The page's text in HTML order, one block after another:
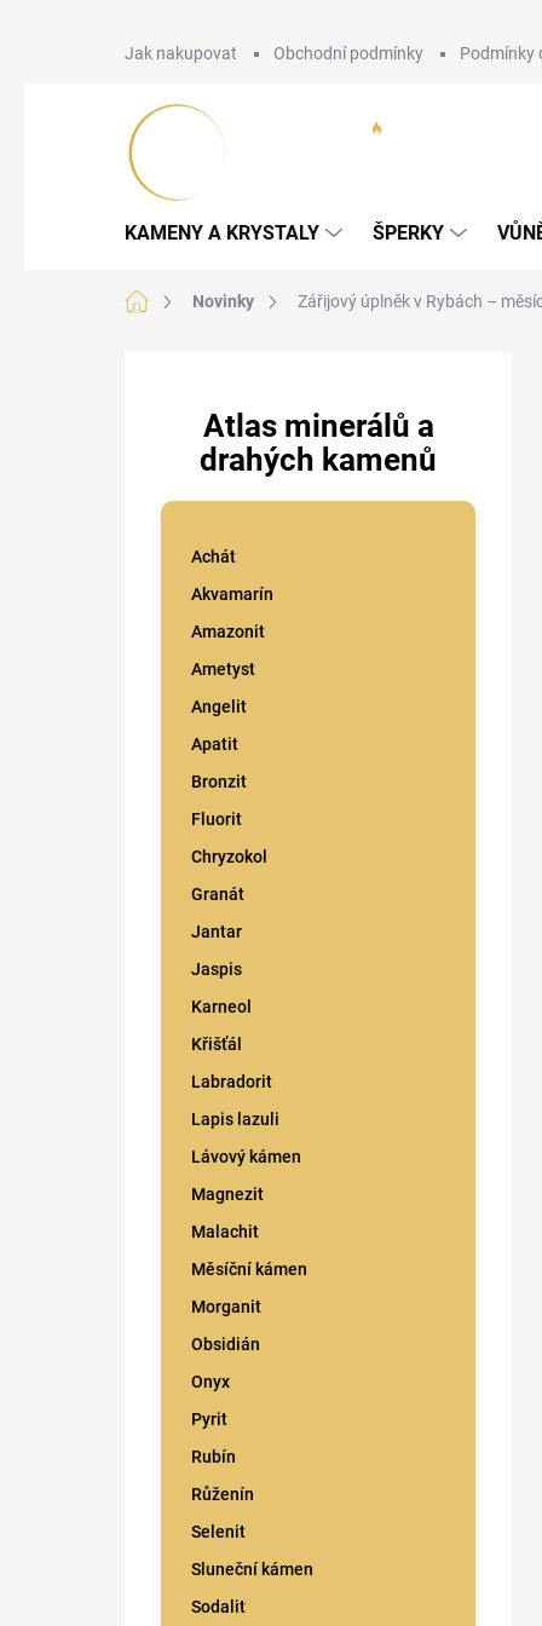
Jak nakupovat Obchodní podmínky Podmínky
KAMENY A KRYSTALY ŠPERKY
Domů Novinky Zářijový úplněk v Rybách –
Atlas minerálů a
drahých kamenů
Achát
Akvamarín
Amazonit
Ametyst
Angelit
Apatit
Bronzit
Fluorit
Chryzokol
Granát
Jantar
Jaspis
Karneol
Křišťál
Labradorit
Lapis lazuli
Lávový kámen
Magnezit
Malachit
Měsíční kámen
Morganit
Obsidián
Onyx
Pyrit
Rubín
Růženín
Selenit
Sluneční kámen
Sodalit